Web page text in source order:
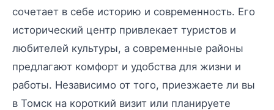
сочетает в себе историю и современность. Его
исторический центр привлекает туристов и
любителей культуры, а современные районы
предлагают комфорт и удобства для жизни и
работы. Независимо от того, приезжаете ли вы
в Томск на короткий визит или планируете